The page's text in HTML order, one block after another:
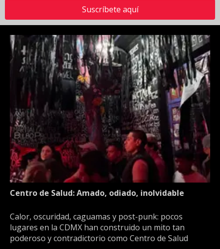
Suscríbete aquí
Centro de Salud: Amado, odiado, inolvidable
Calor, oscuridad, caguamas y post-punk: pocos
lugares en la CDMX han construido un mito tan
poderoso y contradictorio como Centro de Salud